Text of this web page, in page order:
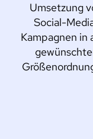
Umsetzung
Social-
Kampagnen in